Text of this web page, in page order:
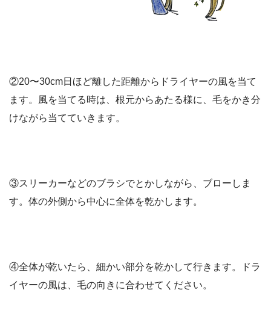
②20〜30cm日ほど離した距離からドライヤーの風を当て
ます。風を当てる時は、根元からあたる様に、毛をかき分
けながら当てていきます。
③スリーカーなどのブラシでとかしながら、ブローしま
す。体の外側から中心に全体を乾かします。
④全体が乾いたら、細かい部分を乾かして行きます。ドラ
イヤーの風は、毛の向きに合わせてください。